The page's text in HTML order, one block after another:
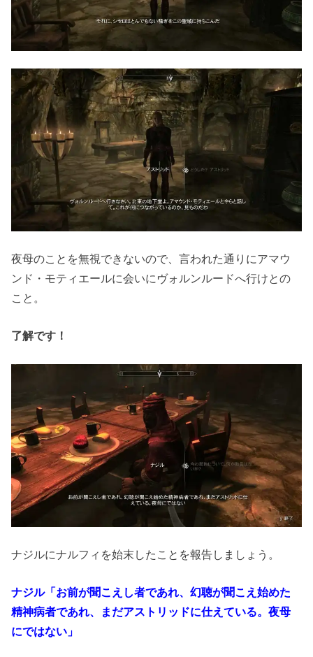
夜母のことを無視できないので、言われた通りにアマウ
ンド・モティエールに会いにヴォルンルードへ行けとの
こと。
了解です！
ナジルにナルフィを始末したことを報告しましょう。
ナジル「お前が聞こえし者であれ、幻聴が聞こえ始めた
精神病者であれ、まだアストリッドに仕えている。夜母
にではない」